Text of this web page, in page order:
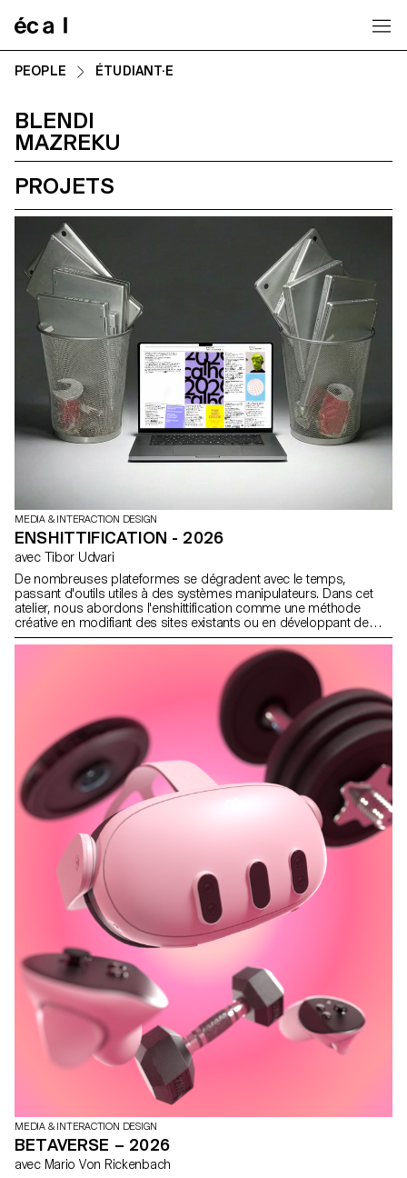
PEOPLE ÉTUDIANT·E
BLENDI
MAZREKU
PROJETS
MEDIA & INTERACTION DESIGN
ENSHITTIFICATION - 2026
avec Tibor Udvari
De nombreuses plateformes se dégradent avec le temps,
passant d'outils utiles à des systèmes manipulateurs. Dans cet
atelier, nous abordons l'enshittification comme une méthode
créative en modifiant des sites existants ou en développant de
petites expériences web qui exagèrent la friction, l'automatisation,
la surcharge et la désorientation afin de révéler les logiques sous-
MEDIA & INTERACTION DESIGN
BETAVERSE – 2026
avec Mario Von Rickenbach